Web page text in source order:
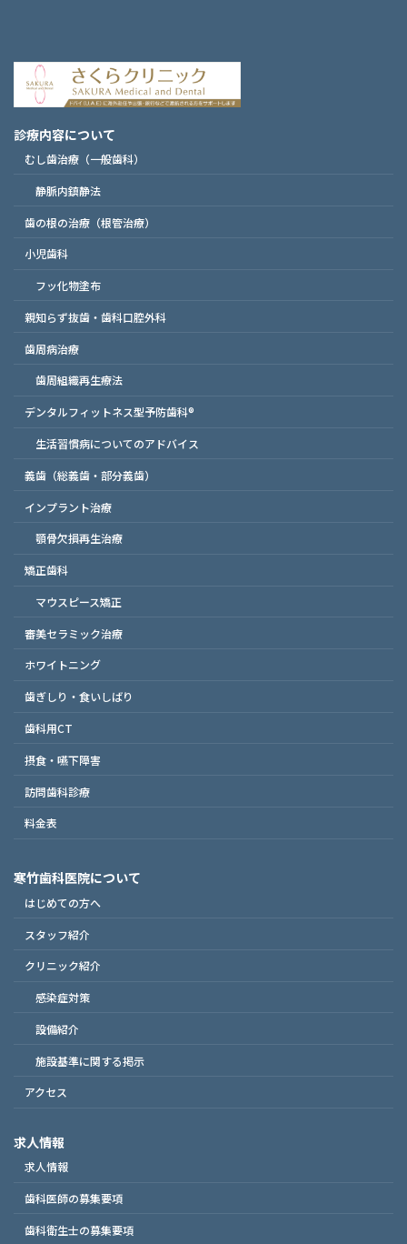
診療内容について
むし歯治療（一般歯科）
静脈内鎮静法
歯の根の治療（根管治療）
小児歯科
フッ化物塗布
親知らず抜歯・歯科口腔外科
歯周病治療
歯周組織再生療法
デンタルフィットネス型予防歯科®
生活習慣病についてのアドバイス
義歯（総義歯・部分義歯）
インプラント治療
顎骨欠損再生治療
矯正歯科
マウスピース矯正
審美セラミック治療
ホワイトニング
歯ぎしり・食いしばり
歯科用CT
摂食・嚥下障害
訪問歯科診療
料金表
寒竹歯科医院について
はじめての方へ
スタッフ紹介
クリニック紹介
感染症対策
設備紹介
施設基準に関する掲示
アクセス
求人情報
求人情報
歯科医師の募集要項
歯科衛生士の募集要項